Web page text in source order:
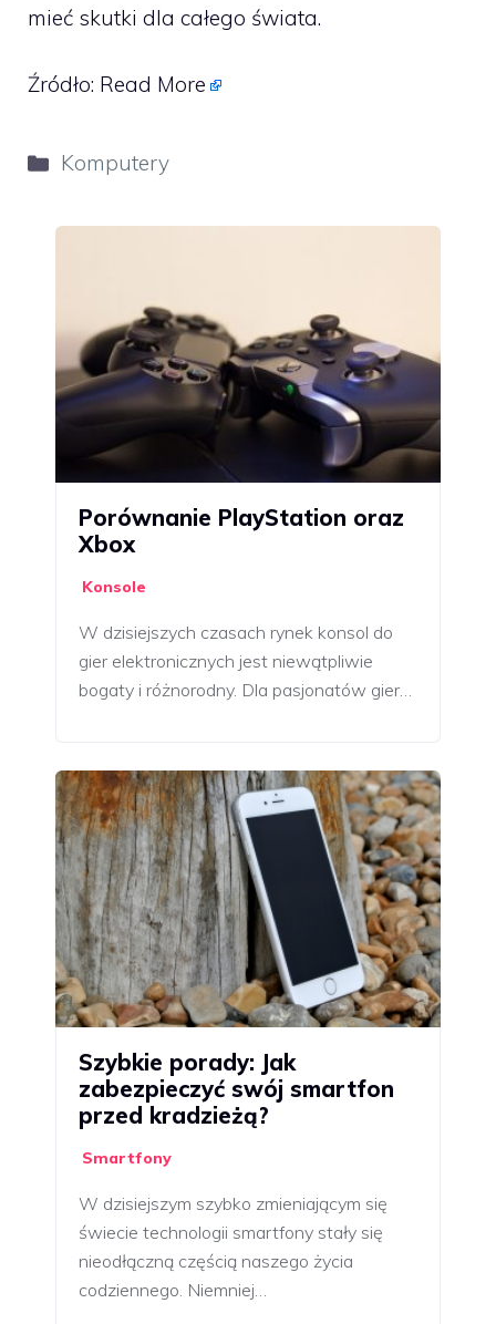
mieć skutki dla całego świata.
Źródło: Read More
Kategorie
Komputery
Porównanie PlayStation oraz
Xbox
Konsole
W dzisiejszych czasach rynek konsol do
gier elektronicznych jest niewątpliwie
bogaty i różnorodny. Dla pasjonatów gier…
Szybkie porady: Jak
zabezpieczyć swój smartfon
przed kradzieżą?
Smartfony
W dzisiejszym szybko zmieniającym się
świecie technologii smartfony stały się
nieodłączną częścią naszego życia
codziennego. Niemniej…